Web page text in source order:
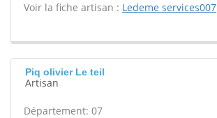
Voir la fiche artisan : Ledeme services007
Piq olivier Le teil
Artisan
Département: 07